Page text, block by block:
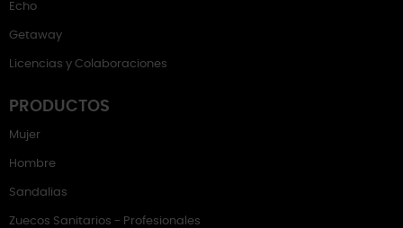
Echo
Getaway
Licencias y Colaboraciones
PRODUCTOS
Mujer
Hombre
Sandalias
Zuecos Sanitarios - Profesionales